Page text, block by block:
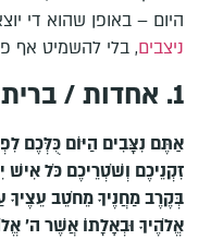
היום – באופן שהוא די
ניצבים, בלי להשמיט אף
1. אחדות / ברית אופקית
אַתֶּם נִצָּבִים הַיּוֹם כֻּלְּכֶם
זִקְנֵיכֶם וְשֹׁטְרֵיכֶם כֹּל
בְּקֶרֶב מַחֲנֶיךָ מֵחֹטֵב עֵצֶיךָ
אֱלֹהֶיךָ וּבְאָלָתוֹ אֲשֶׁר ה'